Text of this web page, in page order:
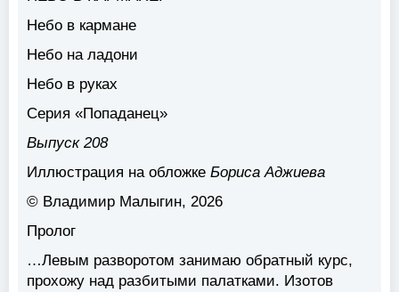
Небо в кармане
Небо на ладони
Небо в руках
Серия «Попаданец»
Выпуск 208
Иллюстрация на обложке Бориса Аджиева
© Владимир Малыгин, 2026
Пролог
…Левым разворотом занимаю обратный курс,
прохожу над разбитыми палатками. Изотов